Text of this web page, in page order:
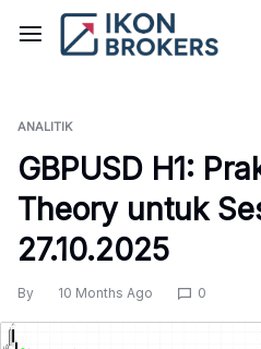
ANALITIK
GBPUSD H1:
Theory untuk
27.10.2025
By 10 Months Ago 0